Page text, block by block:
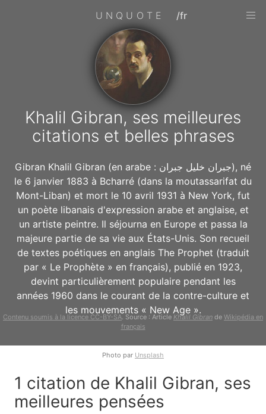
UNQUOTE /fr
Khalil Gibran, ses meilleures
citations et belles phrases
Gibran Khalil Gibran (en arabe : جبران خليل جبران), né
le 6 janvier 1883 à Bcharré (dans la moutassarifat du
Mont-Liban) et mort le 10 avril 1931 à New York, fut
un poète libanais d'expression arabe et anglaise, et
un artiste peintre. Il séjourna en Europe et passa la
majeure partie de sa vie aux États-Unis. Son recueil
de textes poétiques en anglais The Prophet (traduit
par « Le Prophète » en français), publié en 1923,
devint particulièrement populaire pendant les
années 1960 dans le courant de la contre-culture et
les mouvements « New Age ».
Contenu soumis à la licence CC-BY-SA. Source : Article Khalil Gibran de Wikipédia en
français
Photo par Unsplash
1 citation de Khalil Gibran, ses
meilleures pensées